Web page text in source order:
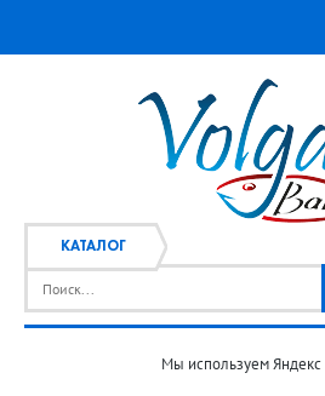
КАТАЛОГ
Мы используем Яндекс